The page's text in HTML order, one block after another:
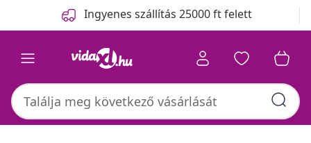
Ingyenes szállítás 25000 ft felett